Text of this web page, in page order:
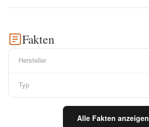
Fakten
Hersteller
Typ
Alle Fakten anzeigen